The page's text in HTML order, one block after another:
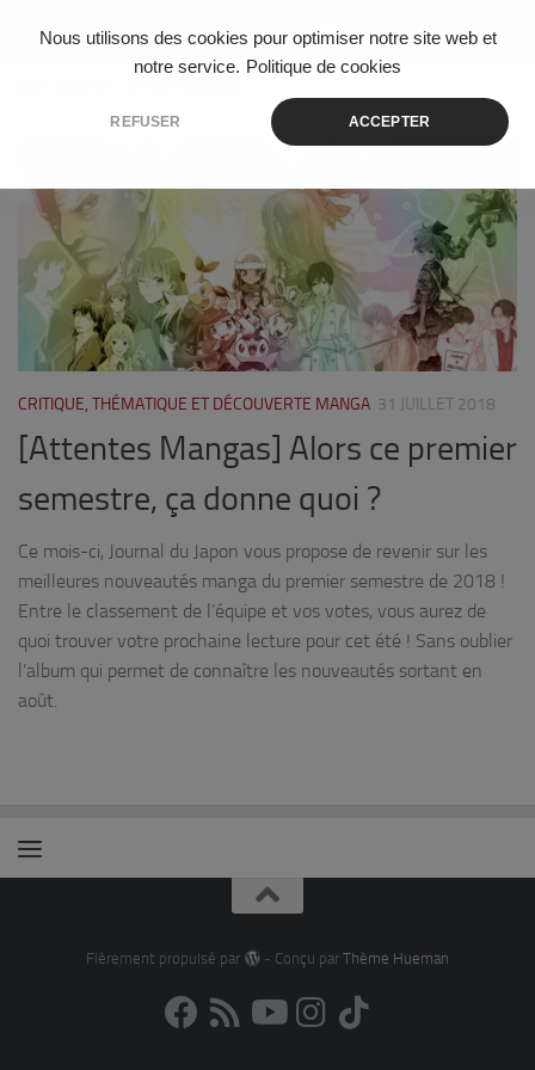
Nous utilisons des cookies pour optimiser notre site web et
notre service. Politique de cookies
REFUSER ACCEPTER
Skip to content
CRITIQUE, THÉMATIQUE ET DÉCOUVERTE MANGA 31 JUILLET 2018
[Attentes Mangas] Alors ce premier
semestre, ça donne quoi ?
Ce mois-ci, Journal du Japon vous propose de revenir sur les
meilleures nouveautés manga du premier semestre de 2018 !
Entre le classement de l’équipe et vos votes, vous aurez de
quoi trouver votre prochaine lecture pour cet été ! Sans oublier
l’album qui permet de connaître les nouveautés sortant en
août.
Fièrement propulsé par - Conçu par Thème Hueman